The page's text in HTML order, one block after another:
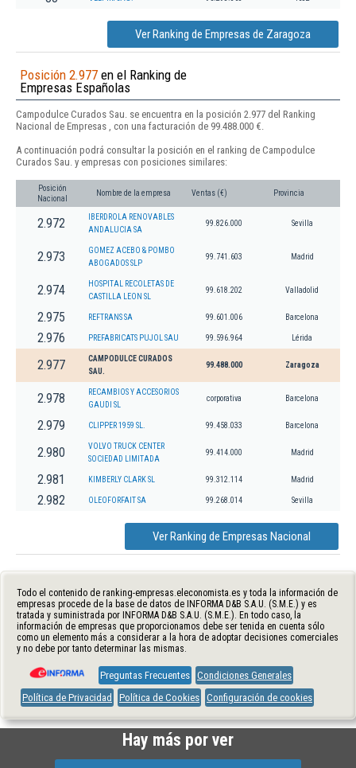
Ver Ranking de Empresas de Zaragoza
Posición 2.977 en el Ranking de
Empresas Españolas
Campodulce Curados Sau. se encuentra en la posición 2.977 del Ranking
Nacional de Empresas , con una facturación de 99.488.000 €.
A continuación podrá consultar la posición en el ranking de Campodulce
Curados Sau. y empresas con posiciones similares:
Posición
Nacional
Nombre de la empresa Ventas (€) Provincia
2.972
IBERDROLA RENOVABLES
ANDALUCIA SA
99.826.000 Sevilla
2.973
GOMEZ ACEBO & POMBO
ABOGADOS SLP
99.741.603 Madrid
2.974
HOSPITAL RECOLETAS DE
CASTILLA LEON SL
99.618.202 Valladolid
2.975 REFTRANS SA 99.601.006 Barcelona
2.976 PREFABRICATS PUJOL SAU 99.596.964 Lérida
2.977
CAMPODULCE CURADOS
SAU.
99.488.000 Zaragoza
2.978
RECAMBIOS Y ACCESORIOS
GAUDI SL
corporativa Barcelona
2.979 CLIPPER 1959 SL. 99.458.033 Barcelona
2.980
VOLVO TRUCK CENTER
SOCIEDAD LIMITADA
99.414.000 Madrid
2.981 KIMBERLY CLARK SL 99.312.114 Madrid
2.982 OLEOFORFAIT SA 99.268.014 Sevilla
Ver Ranking de Empresas Nacional
Todo el contenido de ranking-empresas.eleconomista.es y toda la información de
empresas procede de la base de datos de INFORMA D&B S.A.U. (S.M.E.) y es
tratada y suministrada por INFORMA D&B S.A.U. (S.M.E.). En todo caso, la
información de empresas que proporcionamos debe ser tenida en cuenta sólo
como un elemento más a considerar a la hora de adoptar decisiones comerciales
y no debe por tanto determinar las mismas.
Preguntas Frecuentes Condiciones Generales
Política de Privacidad
Política de Cookies Configuración de cookies
Hay más por ver